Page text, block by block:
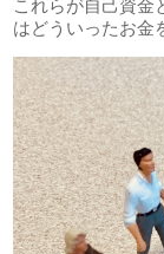
これらが自己資金
はどういったお金